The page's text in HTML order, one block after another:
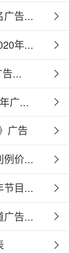
广告...
年...
...
广...
广告
例价...
节目...
广告...